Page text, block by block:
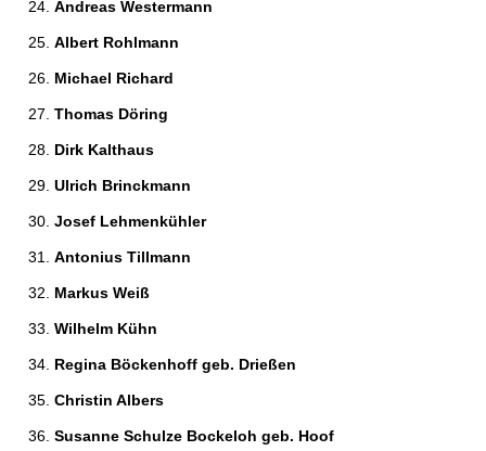
Andreas Westermann
Albert Rohlmann
Michael Richard
Thomas Döring
Dirk Kalthaus
Ulrich Brinckmann
Josef Lehmenkühler
Antonius Tillmann
Markus Weiß
Wilhelm Kühn
Regina Böckenhoff geb. Drießen
Christin Albers
Susanne Schulze Bockeloh geb. Hoof